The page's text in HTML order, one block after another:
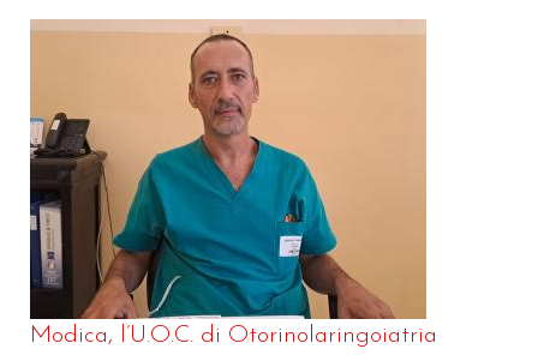
Modica, l’U.O.C. di Otorinolaringoiatria